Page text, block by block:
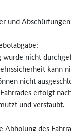
und Abschürfungen.
wurde nicht
kann
nicht
erfolgt
und verstaubt.
Abholung des